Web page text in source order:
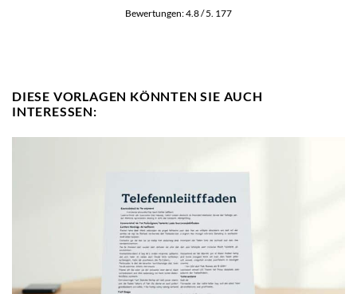
Bewertungen:4.8/ 5. 177
DIESE VORLAGEN KÖNNTEN SIE AUCH
INTERESSEN: